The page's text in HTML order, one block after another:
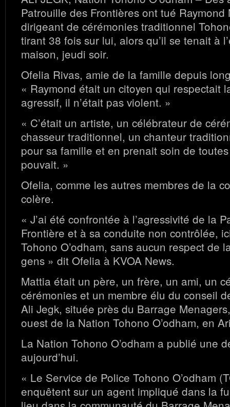
Patrouille des Frontières ont tué Raymond
dirigeant de cérémonies traditionnel
tirant 38 fois sur lui, alors qu’il se tenait à
maison, jeudi soir.
Ofelia Rivas, amie de la famille depuis
« Raymond était un citoyen qui respectait
agressif, il n’était pas violent. »
« C’était un artiste, un célébrateur de
chasseur traditionnel, un chanteur
pour sa famille et en prenait soin de
pouvait. »
Ofelia, comme les autres membres de la
colère.
« J’ai été confrontée à l’agressivité de la
Frontière et à sa conduite non contrôlée,
Tohono O’odham, sans aucun respect de
gens » dit Ofelia à KVOA News.
Mattia était un père, un frère, un ami, un
cérémonies et un membre élu du conseil
Ali Jegk, située près du Barrage
ouest de la Nation Tohono O’odham, en
La Nation Tohono O’odham a publié une
aujourd’hui.
« Le Service de Police Tohono O’odham
enquêtent sur un agent impliqué dans la